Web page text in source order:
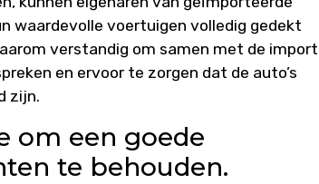
waardevolle voertuigen volledig gedekt
verstandig om samen met de import
en ervoor te zorgen dat de auto’s
zijn.
om een goede
te behouden.